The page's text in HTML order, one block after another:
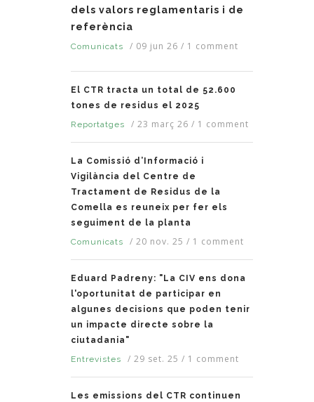
dels valors reglamentaris i de
referència
Comunicats / 09 jun 26 / 1 comment
El CTR tracta un total de 52.600
tones de residus el 2025
Reportatges
/ 23 març 26 / 1 comment
La Comissió d’Informació i
Vigilància del Centre de
Tractament de Residus de la
Comella es reuneix per fer els
seguiment de la planta
Comunicats
/ 20 nov. 25 / 1 comment
Eduard Padreny: "La CIV ens dona
l'oportunitat de participar en
algunes decisions que poden tenir
un impacte directe sobre la
ciutadania"
Entrevistes
/ 29 set. 25 / 1 comment
Les emissions del CTR continuen